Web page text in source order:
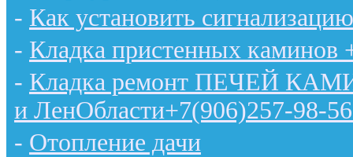
- Как установить
- Кладка пристенных каминов
- Кладка ремонт ПЕЧЕЙ
и ЛенОбласти+7(906)257-98-
- Отопление дачи